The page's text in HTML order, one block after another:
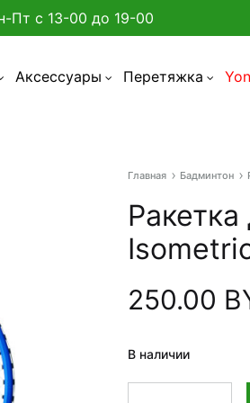
Пт с 13-00 до 19-00
Аксессуары Перетяжка
Главная Бадминтон
250.00
В наличии